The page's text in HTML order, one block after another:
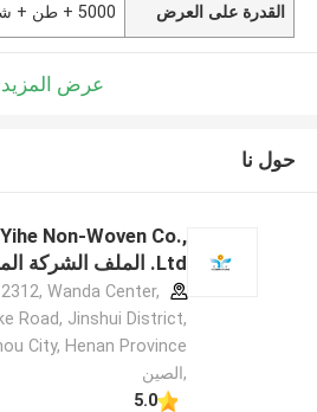
القدرة على العرض 5000 + طن + شهر
عرض المزيد
حول نا
Non-Woven Co.,
Ltd. الملف الشركة المصنعة
Wanda Center,
Road, Jinshui District,
City, Henan Province
,الصين
5.0